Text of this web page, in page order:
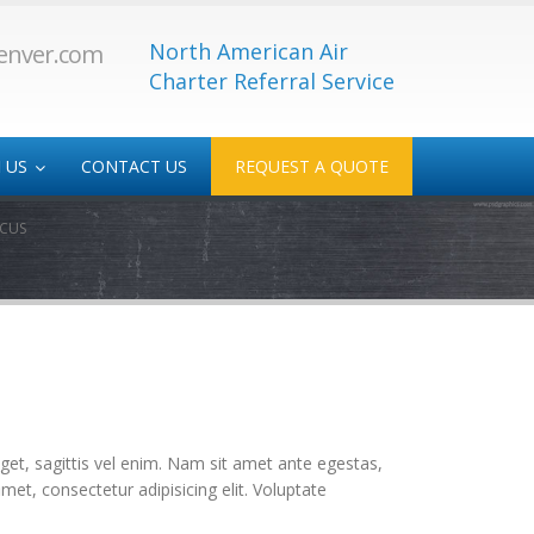
North American Air
Charter Referral Service
Service
Medical/Transplant
CONTACT US REQUEST A QUOTE
sagittis vel enim. Nam sit amet ante egestas,
consectetur adipisicing elit. Voluptate